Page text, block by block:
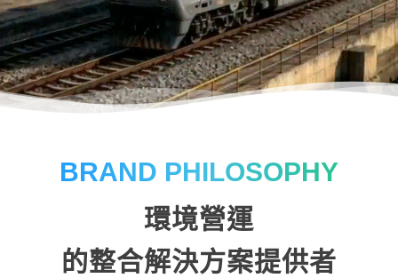
BRAND PHILOSOPHY
環境營運
的整合解決方案提供者